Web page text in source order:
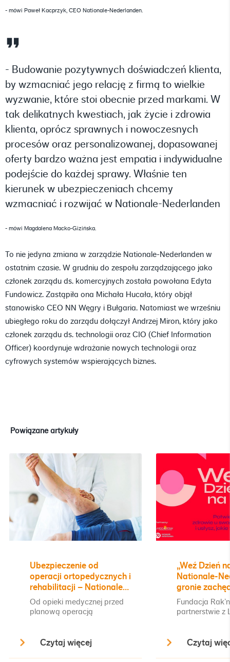
- mówi Paweł Kacprzyk, CEO Nationale-Nederlanden.
- Budowanie pozytywnych doświadczeń klienta,
by wzmacniać jego relację z firmą to wielkie
wyzwanie, które stoi obecnie przed markami. W
tak delikatnych kwestiach, jak życie i zdrowia
klienta, oprócz sprawnych i nowoczesnych
procesów oraz personalizowanej, dopasowanej
oferty bardzo ważna jest empatia i indywidualne
podejście do każdej sprawy. Właśnie ten
kierunek w ubezpieczeniach chcemy
wzmacniać i rozwijać w Nationale-Nederlanden
- mówi Magdalena Macko-Gizińska.
To nie jedyna zmiana w zarządzie Nationale-Nederlanden w
ostatnim czasie. W grudniu do zespołu zarządzającego jako
członek zarządu ds. komercyjnych została powołana Edyta
Fundowicz. Zastąpiła ona Michała Hucała, który objął
stanowisko CEO NN Węgry i Bułgaria. Natomiast we wrześniu
ubiegłego roku do zarządu dołączył Andrzej Miron, który jako
członek zarządu ds. technologii oraz CIO (Chief Information
Officer) koordynuje wdrażanie nowych technologii oraz
cyfrowych systemów wspierających biznes.
Powiązane artykuły
Ubezpieczenie od
operacji ortopedycznych i
rehabilitacji – Nationale-
Nederlanden rozwija
indywidualną ofertę na
życie i zdrowie
Od opieki medycznej przed
planową operacją
taki zakres świadczeń
Czytaj więcej
„Weź Dzień
Nationale-
gronie
profilaktyki
Fundacja
partnerstwie z
zachęca do
Czytaj